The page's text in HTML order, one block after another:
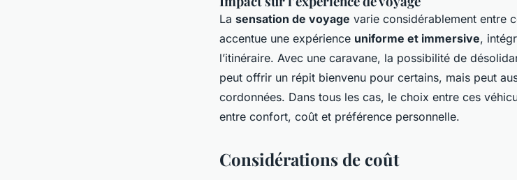
La sensation de voyage varie considérablement entre
accentue une expérience uniforme et immersive,
l’itinéraire. Avec une caravane, la possibilité de
peut offrir un répit bienvenu pour certains, mais peut
cordonnées. Dans tous les cas, le choix entre ces
entre confort, coût et préférence personnelle.
Considérations de coût